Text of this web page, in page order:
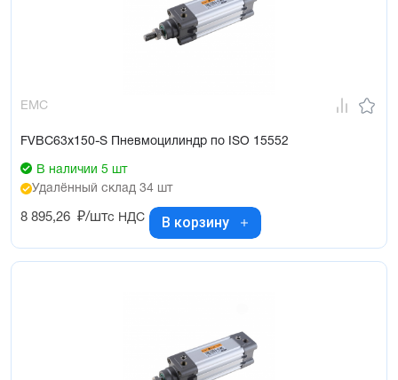
EMC
FVBC63x150-S Пневмоцилиндр по ISO 15552
В наличии 5 шт
Удалённый склад 34 шт
8 895,26 ₽/штс НДС В корзину